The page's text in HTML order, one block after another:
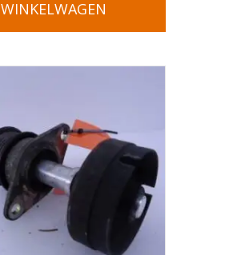
WINKELWAGEN